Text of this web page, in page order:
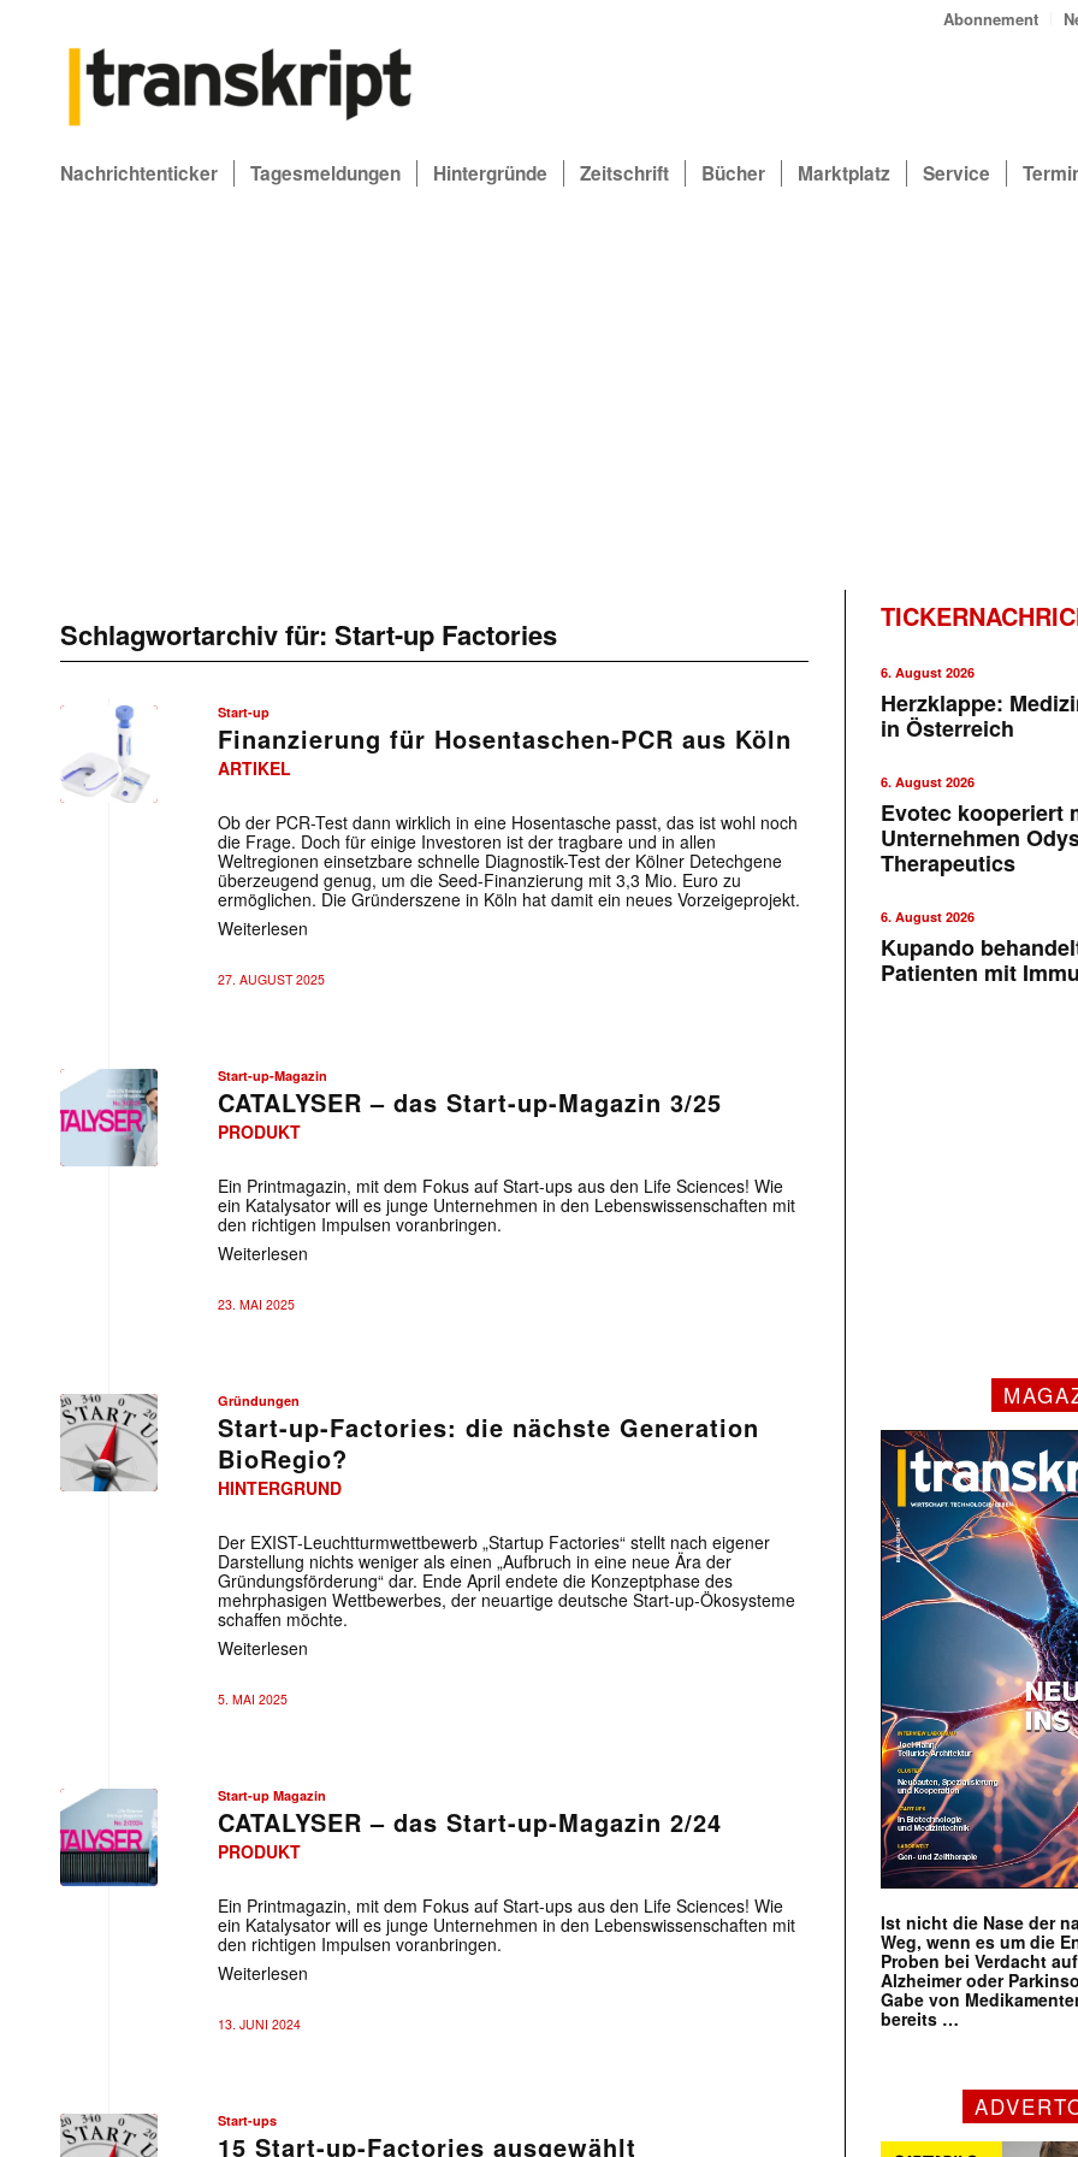
Abonnement
Nachrichtenticker Tagesmeldungen Hintergründe Zeitschrift Bücher Marktplatz Service
Schlagwortarchiv für: Start-up Factories
Start-up
Finanzierung für Hosentaschen-PCR aus Köln
ARTIKEL
Ob der PCR-Test dann wirklich in eine Hosentasche passt, das ist wohl noch
die Frage. Doch für einige Investoren ist der tragbare und in allen
Weltregionen einsetzbare schnelle Diagnostik-Test der Kölner Detechgene
überzeugend genug, um die Seed-Finanzierung mit 3,3 Mio. Euro zu
ermöglichen. Die Gründerszene in Köln hat damit ein neues Vorzeigeprojekt.
Weiterlesen
27. AUGUST 2025
Start-up-Magazin
CATALYSER – das Start-up-Magazin 3/25
PRODUKT
Ein Printmagazin, mit dem Fokus auf Start-ups aus den Life Sciences! Wie
ein Katalysator will es junge Unternehmen in den Lebenswissenschaften mit
den richtigen Impulsen voranbringen.
Weiterlesen
23. MAI 2025
Gründungen
Start-up-Factories: die nächste Generation
BioRegio?
HINTERGRUND
Der EXIST-Leuchtturmwettbewerb „Startup Factories“ stellt nach eigener
Darstellung nichts weniger als einen „Aufbruch in eine neue Ära der
Gründungsförderung“ dar. Ende April endete die Konzeptphase des
mehrphasigen Wettbewerbes, der neuartige deutsche Start-up-Ökosysteme
schaffen möchte.
Weiterlesen
5. MAI 2025
Start-up Magazin
CATALYSER – das Start-up-Magazin 2/24
PRODUKT
Ein Printmagazin, mit dem Fokus auf Start-ups aus den Life Sciences! Wie
ein Katalysator will es junge Unternehmen in den Lebenswissenschaften mit
den richtigen Impulsen voranbringen.
Weiterlesen
13. JUNI 2024
Start-ups
15 Start-up-Factories ausgewählt
6. August 2026
Herzklappe:
in Österreich
6. August 2026
Evotec kooperiert
Unternehmen
Therapeutics
6. August 2026
Kupando
Patienten mit
Ist nicht die Nase der
Weg, wenn es um die
Proben bei Verdacht
Alzheimer oder
Gabe von
bereits …